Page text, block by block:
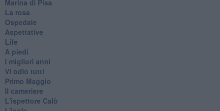
Marina di Pisa
La rosa
Ospedale
Aspettative
Life
A piedi
I migliori anni
Vi odio tutti
Primo Maggio
Il cameriere
L'ispettore Calò